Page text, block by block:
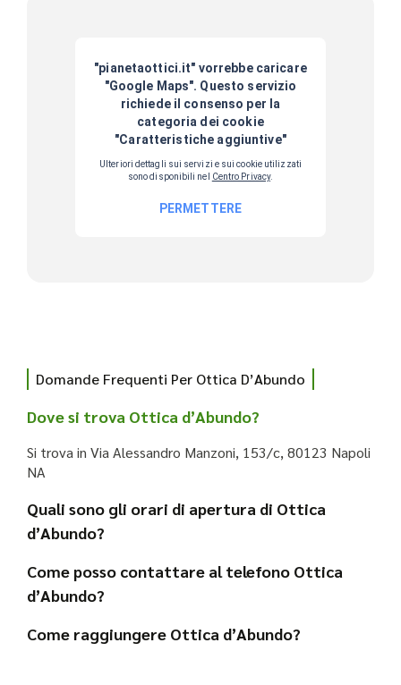
Domande Frequenti Per Ottica D’Abundo
Dove si trova Ottica d’Abundo?
Si trova in Via Alessandro Manzoni, 153/c, 80123 Napoli
NA
Quali sono gli orari di apertura di Ottica
d’Abundo?
Come posso contattare al telefono Ottica
d’Abundo?
Come raggiungere Ottica d’Abundo?